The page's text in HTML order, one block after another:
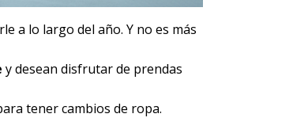
a lo largo del año. Y no es más
y desean disfrutar de prendas
tener cambios de ropa.